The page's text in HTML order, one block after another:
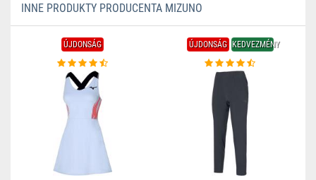
INNE PRODUKTY PRODUCENTA MIZUNO
ÚJDONSÁG ÚJDONSÁG KEDVEZMÉNY